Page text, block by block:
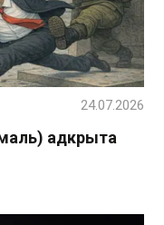
адкрыта
24.07.2026